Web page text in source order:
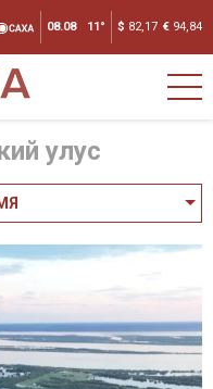
08.08 11° $ 82,17 € 94,84
улус